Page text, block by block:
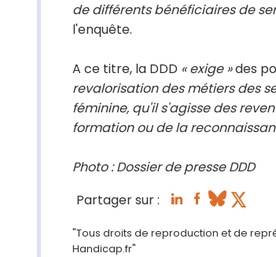
de différents bénéficiaires de
l'enquête.
A ce titre, la DDD « exige »des
revalorisation des métiers des
féminine, qu'il s'agisse des
formation ou de la
Photo : Dossier de presse DDD
Partager sur :
"Tous droits de reproduction et de
Handicap.fr"